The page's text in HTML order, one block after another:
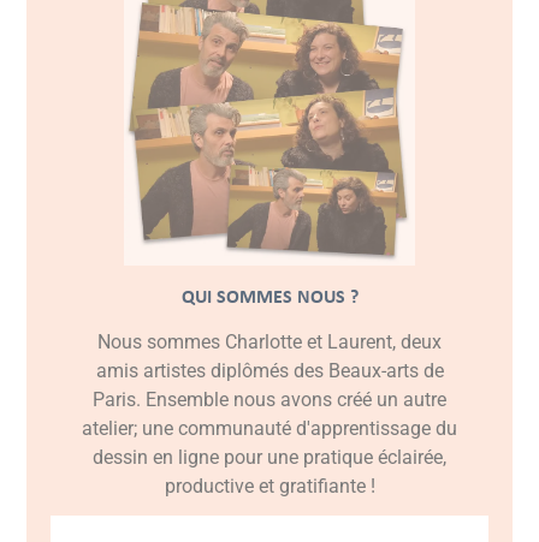
QUI SOMMES NOUS ?
Nous sommes Charlotte et Laurent, deux
amis artistes diplômés des Beaux-arts de
Paris. Ensemble nous avons créé un autre
atelier; une communauté d'apprentissage du
dessin en ligne pour une pratique éclairée,
productive et gratifiante !